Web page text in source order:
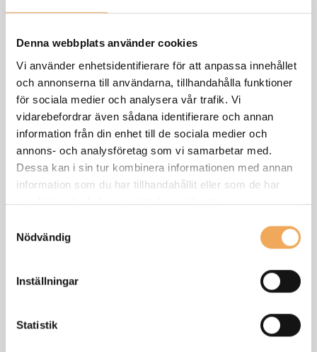
Denna webbplats använder cookies
Vi använder enhetsidentifierare för att anpassa innehållet
och annonserna till användarna, tillhandahålla funktioner
för sociala medier och analysera vår trafik. Vi
vidarebefordrar även sådana identifierare och annan
information från din enhet till de sociala medier och
annons- och analysföretag som vi samarbetar med.
Dessa kan i sin tur kombinera informationen med annan
information som du har tillhandahållit eller som de har
samlat in när du har använt deras tjänster.
Nödvändig
Inställningar
Statistik
Fyll i ert namn och skapa ett lösenord. Kryssa i Acceptera
villkor och klicka på "Skapa konto".